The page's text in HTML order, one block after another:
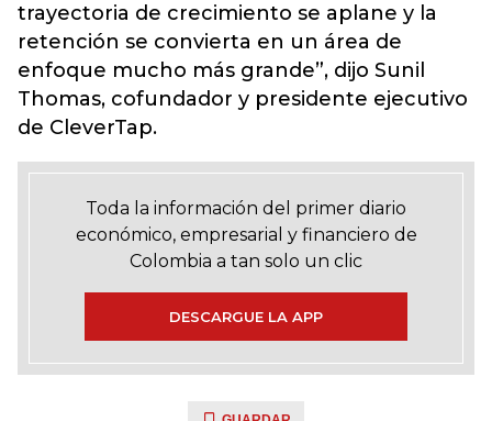
trayectoria de crecimiento se aplane y la
retención se convierta en un área de
enfoque mucho más grande”, dijo Sunil
Thomas, cofundador y presidente ejecutivo
de CleverTap.
Toda la información del primer diario
económico, empresarial y financiero de
Colombia a tan solo un clic
DESCARGUE LA APP